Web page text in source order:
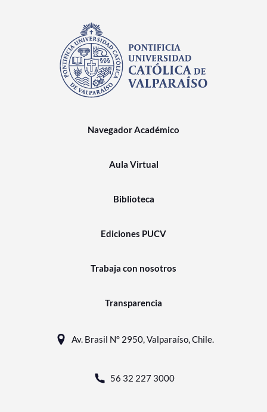
Navegador Académico
Aula Virtual
Biblioteca
Ediciones PUCV
Trabaja con nosotros
Transparencia
Av. Brasil N° 2950, Valparaíso, Chile.
56 32 227 3000